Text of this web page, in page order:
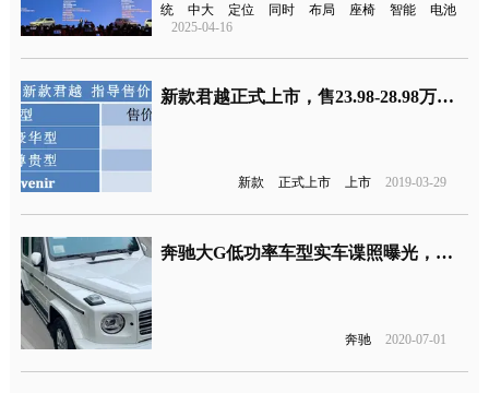
统
中大 定位 同时 布局 座椅 智能
电池
2025-04-16
新款君越正式上市，售23.98-28.98万、后期将推1.3T三缸版本
新款 正式上市 上市 2019-03-29
奔驰大G低功率车型实车谍照曝光，尾标“G 350"
奔驰 2020-07-01